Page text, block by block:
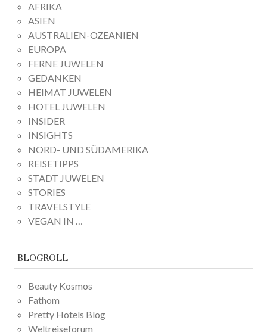
AFRIKA
ASIEN
AUSTRALIEN-OZEANIEN
EUROPA
FERNE JUWELEN
GEDANKEN
HEIMAT JUWELEN
HOTEL JUWELEN
INSIDER
INSIGHTS
NORD- UND SÜDAMERIKA
REISETIPPS
STADT JUWELEN
STORIES
TRAVELSTYLE
VEGAN IN …
BLOGROLL
Beauty Kosmos
Fathom
Pretty Hotels Blog
Weltreiseforum